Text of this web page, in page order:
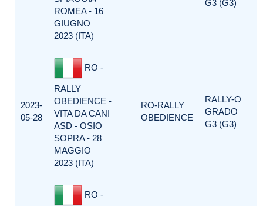
ROMEA - 16
GIUGNO
2023 (ITA)
G3 (G3)
2023-
05-28
RO -
RALLY
OBEDIENCE -
VITA DA CANI
ASD - OSIO
SOPRA - 28
MAGGIO
2023 (ITA)
RO-RALLY
OBEDIENCE
RALLY-O
GRADO
G3 (G3)
RO -